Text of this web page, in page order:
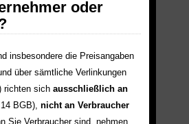
oder
insbesondere die Preisangaben
über sämtliche Verlinkungen
richten sich ausschließlich an
BGB), nicht an Verbraucher
Sie Verbraucher sind, nehmen